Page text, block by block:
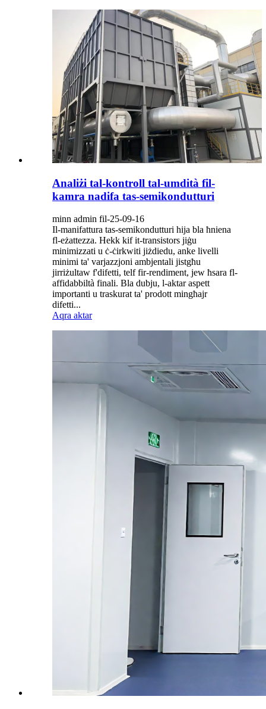
Analiżi tal-kontroll tal-umdità fil-
kamra nadifa tas-semikondutturi
minn admin fil-25-09-16
Il-manifattura tas-semikondutturi hija bla ħniena
fl-eżattezza. Hekk kif it-transistors jiġu
minimizzati u ċ-ċirkwiti jiżdiedu, anke livelli
minimi ta' varjazzjoni ambjentali jistgħu
jirriżultaw f'difetti, telf fir-rendiment, jew ħsara fl-
affidabbiltà finali. Bla dubju, l-aktar aspett
importanti u traskurat ta' prodott mingħajr
difetti...
Aqra aktar